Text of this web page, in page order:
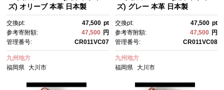
ズ) オリーブ 本革 日本製
交換pt: 47,500 pt
参考寄附額:
47,500 円
管理番号:
CR011VC07
九州地方
福岡県
大川市
ズ) グレー 本革 日本製
交換pt: 47,500 pt
参考寄附額:
47,500 円
管理番号:
CR011VC08
九州地方
福岡県 大川市